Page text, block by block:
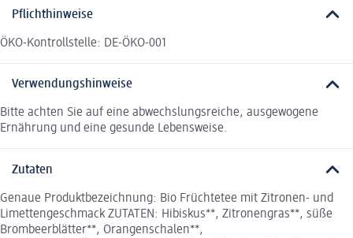
Pflichthinweise
ÖKO-Kontrollstelle: DE-ÖKO-001
Verwendungshinweise
Bitte achten Sie auf eine abwechslungsreiche, ausgewogene
Ernährung und eine gesunde Lebensweise.
Zutaten
Genaue Produktbezeichnung: Bio Früchtetee mit Zitronen- und
Limettengeschmack ZUTATEN: Hibiskus**, Zitronengras**, süße
Brombeerblätter**, Orangenschalen**,